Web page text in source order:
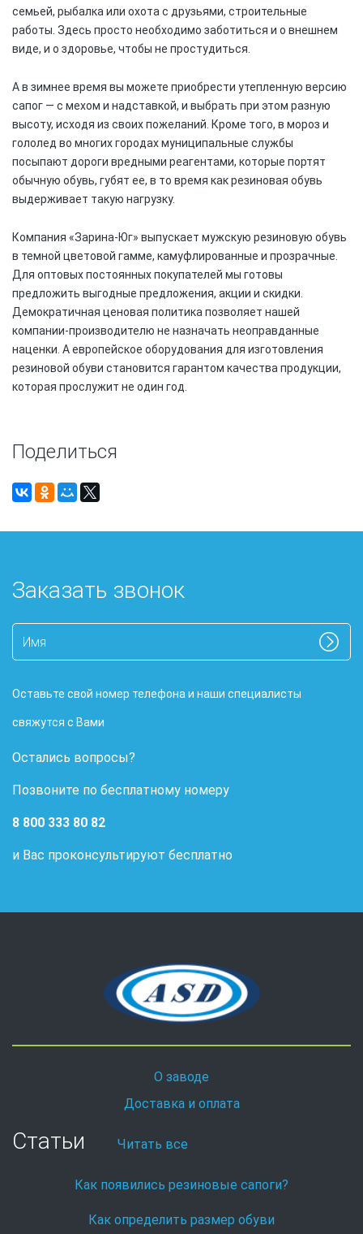
семьей, рыбалка или охота с друзьями, строительные
работы. Здесь просто необходимо заботиться и о внешнем
виде, и о здоровье, чтобы не простудиться.
А в зимнее время вы можете приобрести утепленную версию
сапог — с мехом и надставкой, и выбрать при этом разную
высоту, исходя из своих пожеланий. Кроме того, в мороз и
гололед во многих городах муниципальные службы
посыпают дороги вредными реагентами, которые портят
обычную обувь, губят ее, в то время как резиновая обувь
выдерживает такую нагрузку.
Компания «Зарина-Юг» выпускает мужскую резиновую обувь
в темной цветовой гамме, камуфлированные и прозрачные.
Для оптовых постоянных покупателей мы готовы
предложить выгодные предложения, акции и скидки.
Демократичная ценовая политика позволяет нашей
компании-производителю не назначать неоправданные
наценки. А европейское оборудования для изготовления
резиновой обуви становится гарантом качества продукции,
которая прослужит не один год.
Поделиться
Заказать звонок
Оставьте свой номер телефона и наши специалисты
свяжутся с Вами
Остались вопросы?
Позвоните по бесплатному номеру
8 800 333 80 82
и Вас проконсультируют бесплатно
О заводе
Доставка и оплата
Статьи Читать все
Как появились резиновые сапоги?
Как определить размер обуви